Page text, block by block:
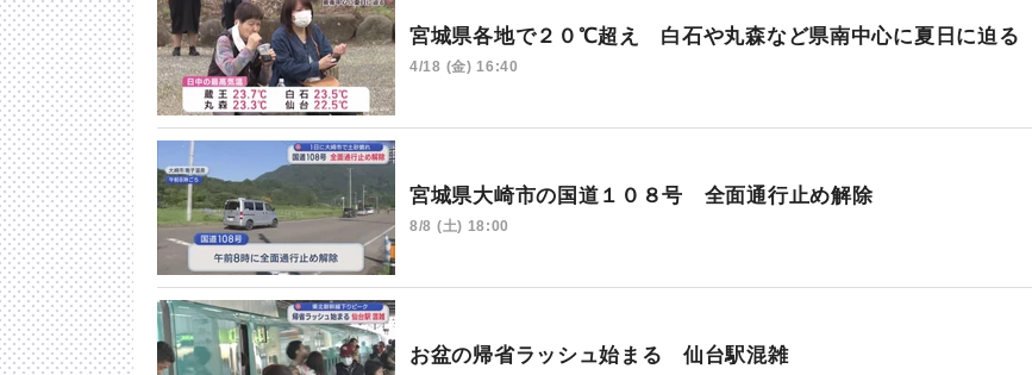
宮城県各地で２０℃超え 白石や丸森など県南中心に夏日に迫る
4/18 (金) 16:40
宮城県大崎市の国道１０８号 全面通行止め解除
8/8 (土) 18:00
お盆の帰省ラッシュ始まる 仙台駅混雑